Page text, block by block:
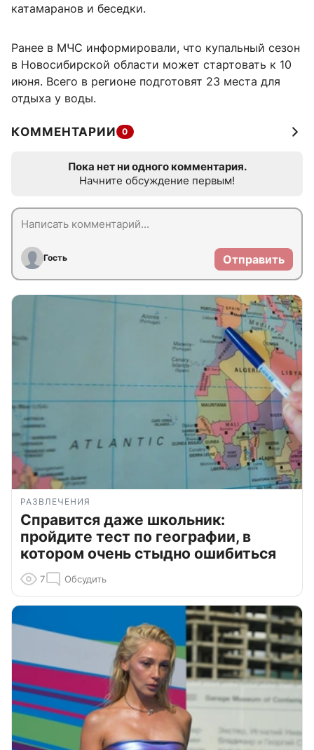
катамаранов и беседки.
Ранее в МЧС информировали, что купальный сезон
в Новосибирской области может стартовать к 10
июня. Всего в регионе подготовят 23 места для
отдыха у воды.
КОММЕНТАРИИ 0
Пока нет ни одного комментария.
Начните обсуждение первым!
Гость Отправить
РАЗВЛЕЧЕНИЯ
Справится даже школьник:
пройдите тест по географии, в
котором очень стыдно ошибиться
7 Обсудить